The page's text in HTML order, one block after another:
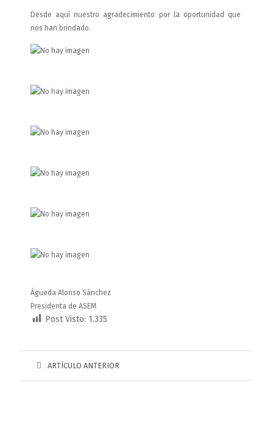
Desde aquí nuestro agradecimiento por la oportunidad que
nos han brindado.
Águeda Alonso Sánchez
Presidenta de ASEM
Post Visto: 1.335
ARTÍCULO ANTERIOR